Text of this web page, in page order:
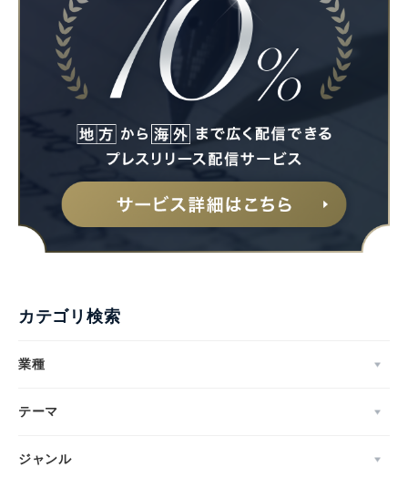
カテゴリ検索
業種
テーマ
ジャンル